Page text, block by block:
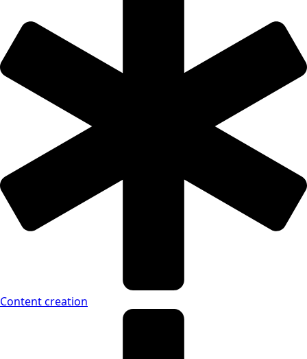
Content creation